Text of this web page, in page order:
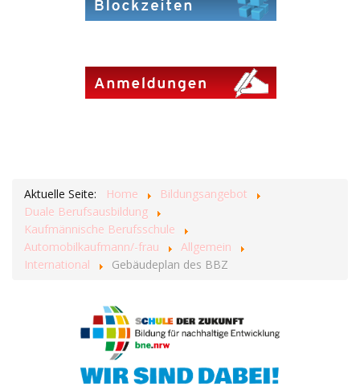
Aktuelle Seite: Home
Bildungsangebot
Duale Berufsausbildung
Kaufmännische Berufsschule
Automobilkaufmann/-frau
Allgemein
International
Gebäudeplan des BBZ